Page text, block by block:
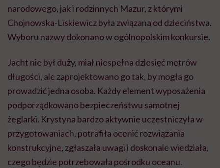
narodowego, jak i rodzinnych Mazur, z którymi
Chojnowska-Liskiewicz była związana od dzieciństwa.
Wyboru nazwy dokonano w ogólnopolskim konkursie.
Jacht nie był duży, miał niespełna dziesięć metrów
długości, ale zaprojektowano go tak, by mogła go
prowadzić jedna osoba. Każdy element wyposażenia
podporządkowano bezpieczeństwu samotnej
żeglarki. Krystyna bardzo aktywnie uczestniczyła w
przygotowaniach, potrafiła ocenić rozwiązania
konstrukcyjne, zgłaszała uwagi i doskonale wiedziała,
czego będzie potrzebowała pośrodku oceanu.